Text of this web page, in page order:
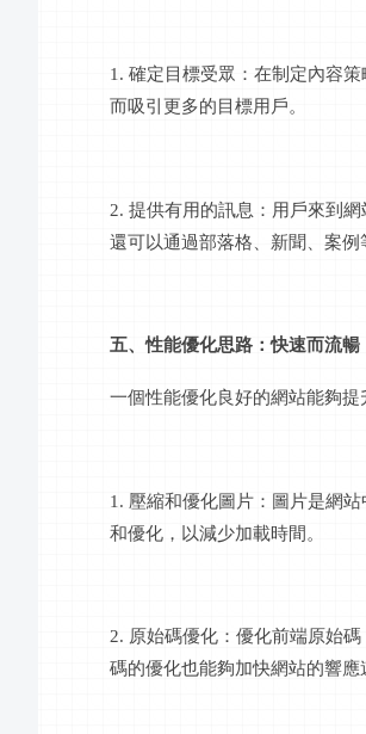
1. 確定目標受眾：在制定內容
而吸引更多的目標用戶。
2. 提供有用的訊息 ：用戶來到
還可以通過部落格、新聞、案例
五、性能優化思路：快速而流暢
一個性能優化良好的網站能夠提
1. 壓縮和優化圖片：圖片是網
和優化，以減少加載時間。
2. 原始碼優化：優化前端原始碼
碼的優化也能夠加快網站的響應